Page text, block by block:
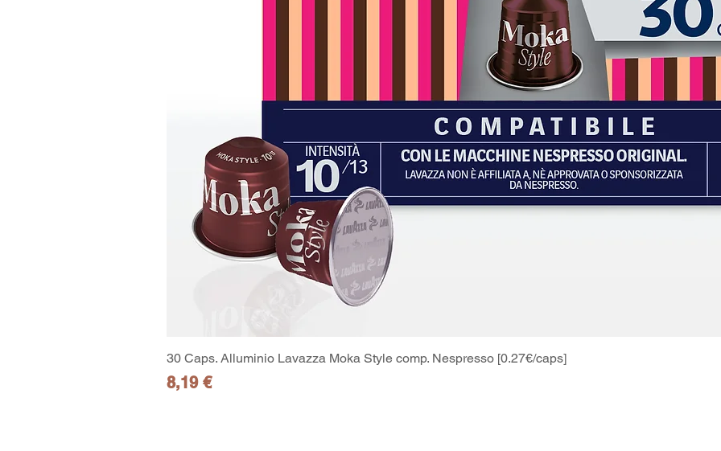
Vista rapida
30 Caps. Alluminio Lavazza Moka Style comp. Nespresso [0.27€/caps]
Prezzo
8,19 €